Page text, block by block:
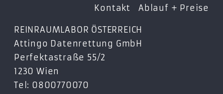
Kontakt
Ablauf + Preise
REINRAUMLABOR ÖSTERREICH
Attingo Datenrettung GmbH
Perfektastraße 55/2
1230 Wien
Tel: 0800770070